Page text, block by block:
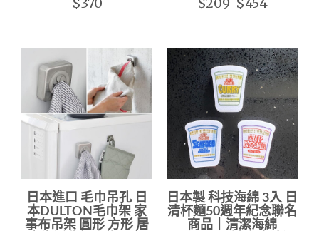
日本進口 毛巾吊孔 日
本DULTON毛巾架 家
事布吊架 圓形 方形 居
日本製 科技海綿 3入 日
清杯麵50週年紀念聯名
商品｜清潔海綿